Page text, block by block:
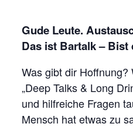
Gude Leute.
Das ist Bartalk – Bist
Was gibt dir
„Deep Talks & Long
und hilfreiche Fragen
Mensch hat etwas zu